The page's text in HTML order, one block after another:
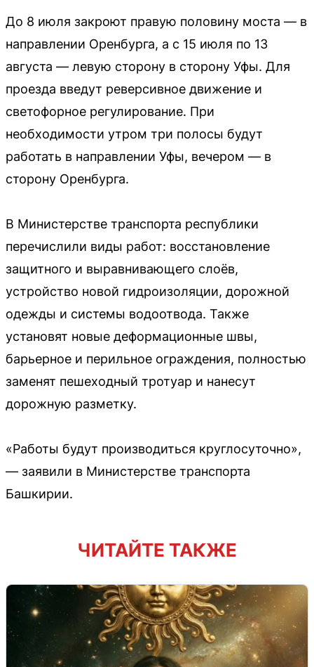
До 8 июля закроют правую половину моста — в
направлении Оренбурга, а с 15 июля по 13
августа — левую сторону в сторону Уфы. Для
проезда введут реверсивное движение и
светофорное регулирование. При
необходимости утром три полосы будут
работать в направлении Уфы, вечером — в
сторону Оренбурга.
В Министерстве транспорта республики
перечислили виды работ: восстановление
защитного и выравнивающего слоёв,
устройство новой гидроизоляции, дорожной
одежды и системы водоотвода. Также
установят новые деформационные швы,
барьерное и перильное ограждения, полностью
заменят пешеходный тротуар и нанесут
дорожную разметку.
«Работы будут производиться круглосуточно»,
— заявили в Министерстве транспорта
Башкирии.
ЧИТАЙТЕ ТАКЖЕ